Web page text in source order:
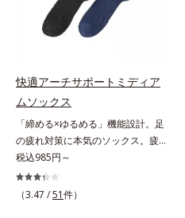
クゴク飲めるおいしさです。* 「五
訂増補日本食品標準成分表2020」
より、ほうれん草（ゆで）1束210g
快適アーチサポートミディア
ムソックス
「締める×ゆるめる」機能設計。足
の疲れ対策に本気のソックス。疲れ
がたまる土踏まずを強力にサポート
足は、思いのほか疲れがたまる場
所。毎晩「ダル重」の方も多いので
税込985円～
（3.47 /51件）